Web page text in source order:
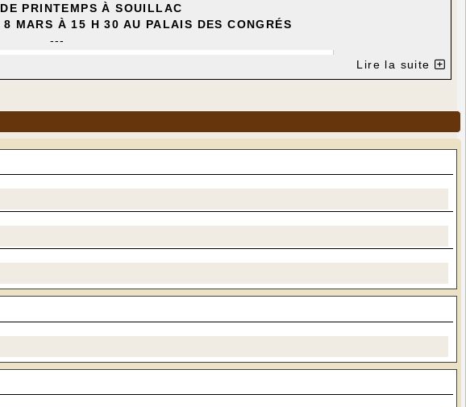
PRINTEMPS À SOUILLAC
MARS À 15 H 30 AU PALAIS DES CONGRÉS
---
Lire la suite